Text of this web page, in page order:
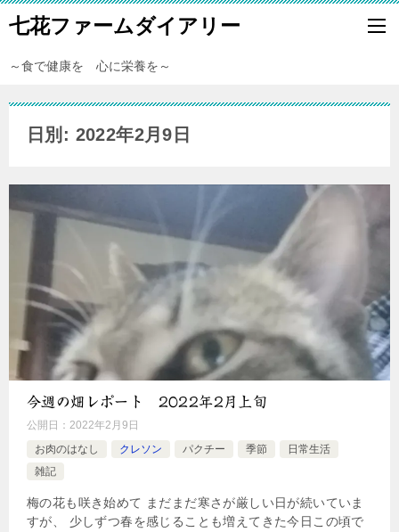
七花ファームダイアリー
～食で健康を 心に栄養を～
日別: 2022年2月9日
今週の畑レポート 2022年2月上旬
公開日： 2022年2月9日
お肉のはなし
クレソン パクチー 季節
日常生活
雑記
梅の花も咲き始めて まだまだ寒さが厳しい日が続いていま
すが、 少しずつ春を感じることも増えてきた今日この頃で